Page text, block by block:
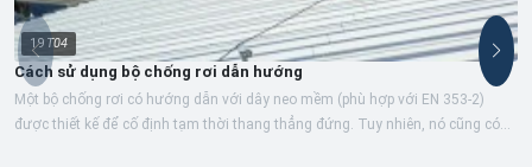
19 T04
Cách sử dụng bộ chống rơi dẫn hướng
Một bộ chống rơi có hướng dẫn với dây neo mềm (phù hợp với EN 353-2)
được thiết kế để cố định tạm thời thang thẳng đứng. Tuy nhiên, nó cũng có